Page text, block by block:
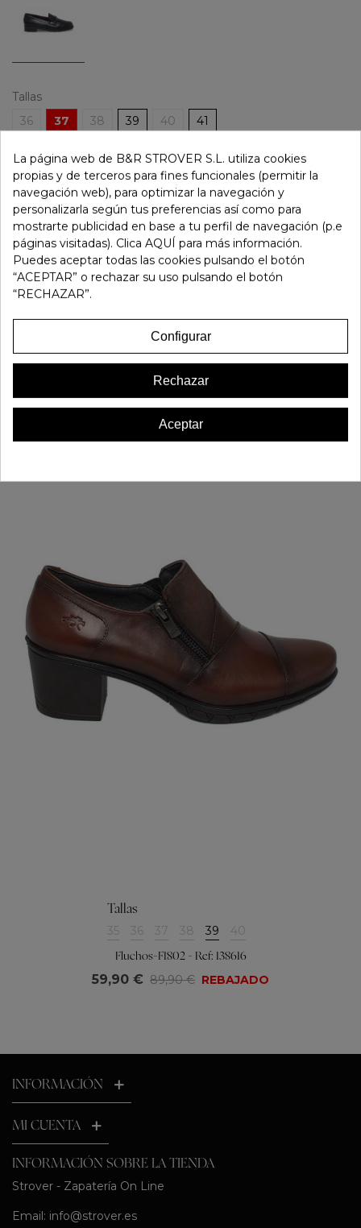
Tallas
36
37 38 39 40 41
-
Añadir Al Carrito
Referencia: 105331
Marca: Pitillos
Favorito 0
16 OTROS PRODUCTOS EN LA MISMA CATEGORÍA:
Tallas
35 36 37 38 39 40
Fluchos-F1802 - Ref: 138616
59,90 € 89,90 € REBAJADO
INFORMACIÓN
MI CUENTA
INFORMACIÓN SOBRE LA TIENDA
Strover - Zapatería On Line
Email: info@strover.es
La página web de B&R STROVER S.L. utiliza cookies
propias y de terceros para fines funcionales (permitir la
navegación web), para optimizar la navegación y
personalizarla según tus preferencias así como para
mostrarte publicidad en base a tu perfil de navegación (p.e
páginas visitadas). Clica AQUÍ para más información.
Puedes aceptar todas las cookies pulsando el botón
“ACEPTAR” o rechazar su uso pulsando el botón
“RECHAZAR”.
Configurar
Rechazar
Aceptar